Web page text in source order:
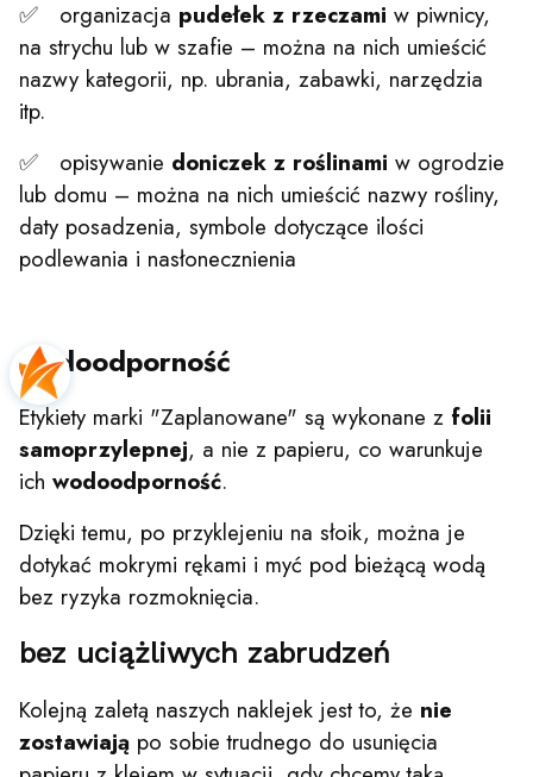
✅ organizacja pudełek z rzeczami w piwnicy,
na strychu lub w szafie – można na nich umieścić
nazwy kategorii, np. ubrania, zabawki, narzędzia
itp.
✅ opisywanie doniczek z roślinami w ogrodzie
lub domu – można na nich umieścić nazwy rośliny,
daty posadzenia, symbole dotyczące ilości
podlewania i nasłonecznienia
wodoodporność
Etykiety marki "Zaplanowane" są wykonane z folii
samoprzylepnej, a nie z papieru, co warunkuje
ich wodoodporność.
Dzięki temu, po przyklejeniu na słoik, można je
dotykać mokrymi rękami i myć pod bieżącą wodą
bez ryzyka rozmoknięcia.
bez uciążliwych zabrudzeń
Kolejną zaletą naszych naklejek jest to, że nie
zostawiają po sobie trudnego do usunięcia